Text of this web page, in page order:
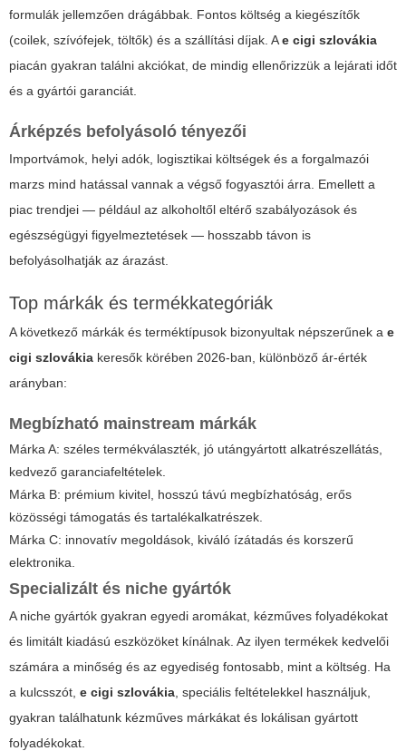
formulák jellemzően drágábbak. Fontos költség a kiegészítők
(coilek, szívófejek, töltők) és a szállítási díjak. Ae cigi szlovákia
piacán gyakran találni akciókat, de mindig ellenőrizzük a lejárati időt
és a gyártói garanciát.
Árképzés befolyásoló tényezői
Importvámok, helyi adók, logisztikai költségek és a forgalmazói
marzs mind hatással vannak a végső fogyasztói árra. Emellett a
piac trendjei — például az alkoholtől eltérő szabályozások és
egészségügyi figyelmeztetések — hosszabb távon is
befolyásolhatják az árazást.
Top márkák és termékkategóriák
A következő márkák és terméktípusok bizonyultak népszerűnek a e
cigi szlovákia keresők körében 2026-ban, különböző ár-érték
arányban:
Megbízható mainstream márkák
Márka A: széles termékválaszték, jó utángyártott alkatrészellátás,
kedvező garanciafeltételek.
Márka B: prémium kivitel, hosszú távú megbízhatóság, erős
közösségi támogatás és tartalékalkatrészek.
Márka C: innovatív megoldások, kiváló ízátadás és korszerű
elektronika.
Specializált és niche gyártók
A niche gyártók gyakran egyedi aromákat, kézműves folyadékokat
és limitált kiadású eszközöket kínálnak. Az ilyen termékek kedvelői
számára a minőség és az egyediség fontosabb, mint a költség. Ha
a kulcsszót, e cigi szlovákia , speciális feltételekkel használjuk,
gyakran találhatunk kézműves márkákat és lokálisan gyártott
folyadékokat.